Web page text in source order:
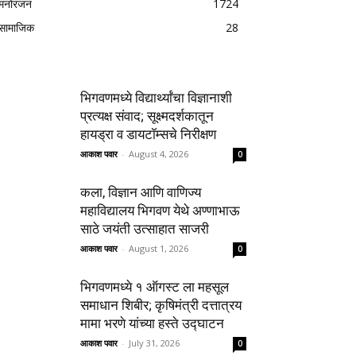
1724
28
भिगवणमध्ये विद्यार्थ्यांचा विज्ञानाशी
प्रत्यक्ष संवाद; सूक्ष्मदर्शकातून
हायड्रा व डायटॉम्सचे निरीक्षण
आकाश पवार - August 4, 2026 0
कला, विज्ञान आणि वाणिज्य
महाविद्यालय भिगवण येथे अण्णाभाऊ
साठे जयंती उत्साहात साजरी
आकाश पवार - August 1, 2026 0
भिगवणमध्ये १ ऑगस्ट ला महसूल
समाधान शिबीर; कृषिमंत्री दत्तात्रय
मामा भरणे यांच्या हस्ते उद्घाटन
आकाश पवार - July 31, 2026 0